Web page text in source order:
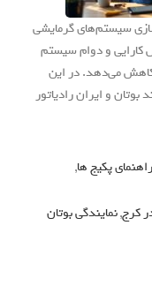
سیستم‌های گرمایشی
کارایی و دوام سیستم
می‌دهد. در این
و ایران رادیاتور
راهنمای پکیج ها,
کرج,نمایندگی بوتان